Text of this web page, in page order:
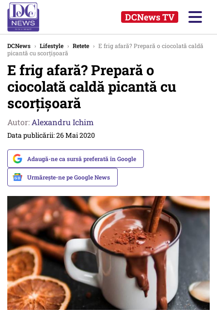
DCNews TV
DCNews › Lifestyle › Retete › E frig afară? Prepară o ciocolată caldă
picantă cu scorțișoară
E frig afară? Prepară o
ciocolată caldă picantă cu
scorțișoară
Autor: Alexandru Ichim
Data publicării: 26 Mai 2020
Adaugă-ne ca sursă preferată în Google
Urmărește-ne pe Google News